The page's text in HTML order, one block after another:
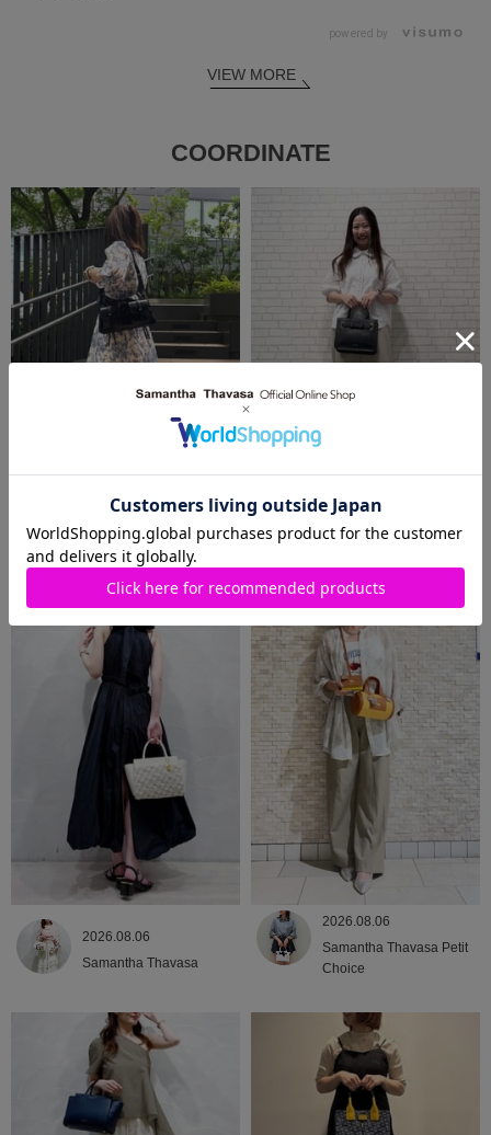
powered by
VIEW MORE
COORDINATE
2026.08.07
Samantha Thavasa Petit
Choice
2026.08.06
2026.08.06
Samantha Thavasa
2026.08.06
Samantha Thavasa Petit
Choice